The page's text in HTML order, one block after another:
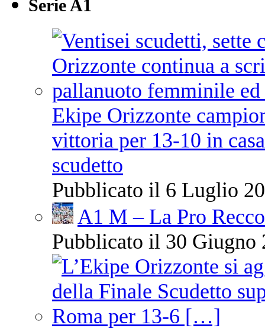
Serie A1
Ekipe Orizzonte
vittoria per 13-10 in
scudetto
Pubblicato il 6 Luglio
A1 M – La Pro
Pubblicato il 30 Giugno